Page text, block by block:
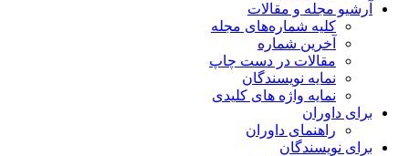
آرشیو مجله و مقالات
کلیه شماره‌های مجله
آخرین شماره
مقالات در دست چاپ
نمایه نویسندگان
نمایه واژه های کلیدی
برای داوران
راهنمای داوران
برای نویسندگان